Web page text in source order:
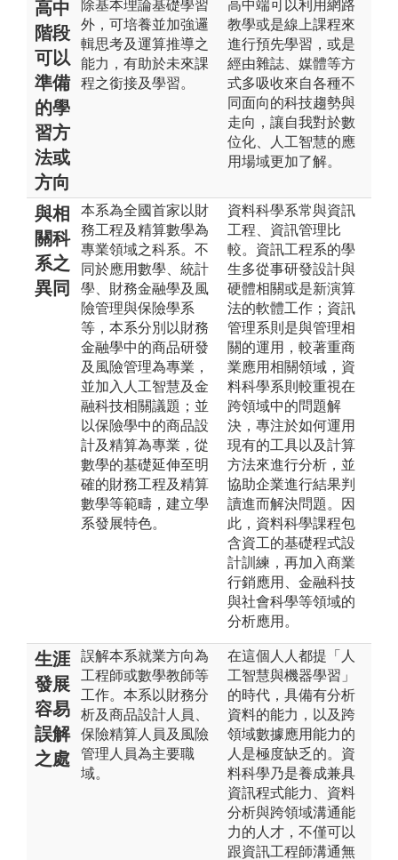
高中
階段
可以
準備
的學
習方
法或
方向
除基本理論基礎學習
外，可培養並加強邏
輯思考及運算推導之
能力，有助於未來課
程之銜接及學習。
高中端可以利用網路
教學或是線上課程來
進行預先學習，或是
經由雜誌、媒體等方
式多吸收來自各種不
同面向的科技趨勢與
走向，讓自我對於數
位化、人工智慧的應
用場域更加了解。
與相
關科
系之
異同
本系為全國首家以財
務工程及精算數學為
專業領域之科系。不
同於應用數學、統計
學、財務金融學及風
險管理與保險學系
等，本系分別以財務
金融學中的商品研發
及風險管理為專業，
並加入人工智慧及金
融科技相關議題；並
以保險學中的商品設
計及精算為專業，從
數學的基礎延伸至明
確的財務工程及精算
數學等範疇，建立學
系發展特色。
資料科學系常與資訊
工程、資訊管理比
較。資訊工程系的學
生多從事研發設計與
硬體相關或是新演算
法的軟體工作；資訊
管理系則是與管理相
關的運用，較著重商
業應用相關領域，資
料科學系則較重視在
跨領域中的問題解
決，專注於如何運用
現有的工具以及計算
方法來進行分析，並
協助企業進行結果判
讀進而解決問題。因
此，資料科學課程包
含資工的基礎程式設
計訓練，再加入商業
行銷應用、金融科技
與社會科學等領域的
分析應用。
生涯
發展
容易
誤解
之處
誤解本系就業方向為
工程師或數學教師等
工作。本系以財務分
析及商品設計人員、
保險精算人員及風險
管理人員為主要職
域。
在這個人人都提「人
工智慧與機器學習」
的時代，具備有分析
資料的能力，以及跨
領域數據應用能力的
人是極度缺乏的。資
料科學乃是養成兼具
資訊程式能力、資料
分析與跨領域溝通能
力的人才，不僅可以
跟資訊工程師溝通無